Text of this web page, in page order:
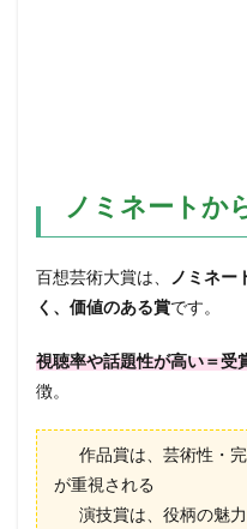
ノミネートか
百想芸術大賞は、
ノミネー
く、価値のある賞です。
視聴率や話題性が高い＝受
徴。
作品賞は、芸術性・
が重視される
演技賞は、役柄の魅